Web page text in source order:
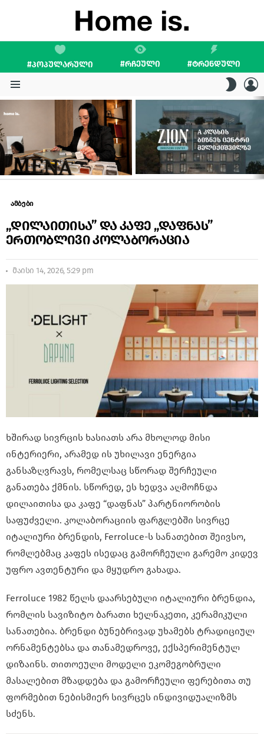
#ᲞᲝᲞᲣᲚᲐᲠᲣᲚᲘ #ᲠᲩᲔᲣᲚᲘ #ᲢᲠᲔᲜᲓᲣᲚᲘ
SKIN
STORIES
ამბები
„დილაითისა” და კაფე „დაფნას”
ერთობლივი კოლაბორაცია
მაისი 14, 2026, 5:29 pm
ხშირად სივრცის ხასიათს არა მხოლოდ მისი
ინტერიერი, არამედ ის უხილავი ენერგია
განსაზღვრავს, რომელსაც სწორად შერჩეული
განათება ქმნის. სწორედ, ეს ხედვა აღმოჩნდა
დილაითისა და კაფე “დაფნას” პარტნიორობის
საფუძველი. კოლაბორაციის ფარგლებში სივრცე
იტალიური ბრენდის, Ferroluce-ს სანათებით შეივსო,
რომლებმაც კაფეს ისედაც გამორჩეული გარემო კიდევ
უფრო ავთენტური და მყუდრო გახადა.
Ferroluce 1982 წელს დაარსებული იტალიური ბრენდია,
რომლის სავიზიტო ბარათი ხელნაკეთი, კერამიკული
სანათებია. ბრენდი ბუნებრივად უხამებს ტრადიციულ
ორნამენტებსა და თანამედროვე, ექსპერიმენტულ
დიზაინს. თითოეული მოდელი ეკომეგობრული
მასალებით მზადდება და გამორჩეული ფერებითა თუ
ფორმებით ნებისმიერ სივრცეს ინდივიდუალიზმს
სძენს.